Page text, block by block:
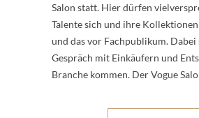
Salon statt. Hier dürfen
Talente sich und ihre
und das vor Fachpublikum. Dabei
Gespräch mit Einkäufern und
Branche kommen. Der Vogue